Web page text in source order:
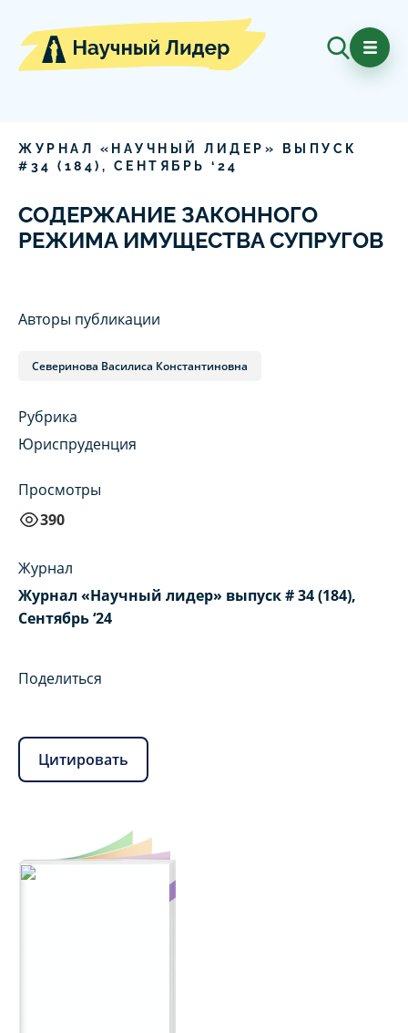
ЖУРНАЛ «НАУЧНЫЙ ЛИДЕР» ВЫПУСК
# 34 ( 184), СЕНТЯБРЬ ‘ 24
СОДЕРЖАНИЕ ЗАКОННОГО
РЕЖИМА ИМУЩЕСТВА СУПРУГОВ
Авторы публикации
Северинова Василиса Константиновна
Рубрика
Юриспруденция
Просмотры
390
Журнал
Журнал «Научный лидер» выпуск # 34 (184),
Сентябрь ‘24
Поделиться
Цитировать